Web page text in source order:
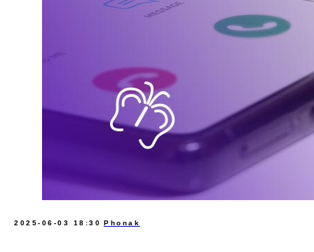
2025-06-03 18:30 Phonak